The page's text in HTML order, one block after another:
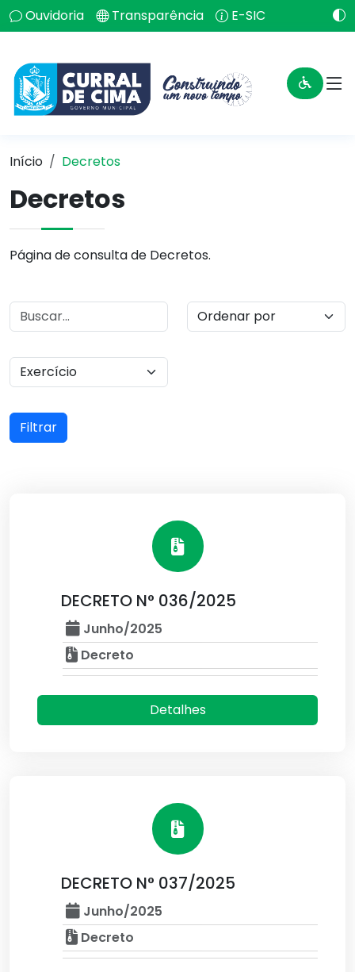
Ouvidoria Transparência E-SIC
Início Decretos
Decretos
Página de consulta de Decretos.
Filtrar
DECRETO N° 036/2025
Junho/2025
Decreto
Detalhes
DECRETO N° 037/2025
Junho/2025
Decreto